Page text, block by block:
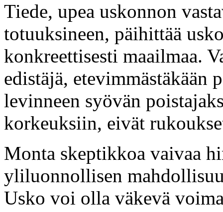
Tiede, upea uskonnon
totuuksineen, päihittää
konkreettisesti maailmaa.
edistäjä, etevimmästäkään
levinneen syövän
korkeuksiin, eivät
Monta skeptikkoa vaivaa
yliluonnollisen
Usko voi olla väkevä